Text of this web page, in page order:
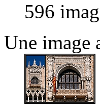
596
Une image